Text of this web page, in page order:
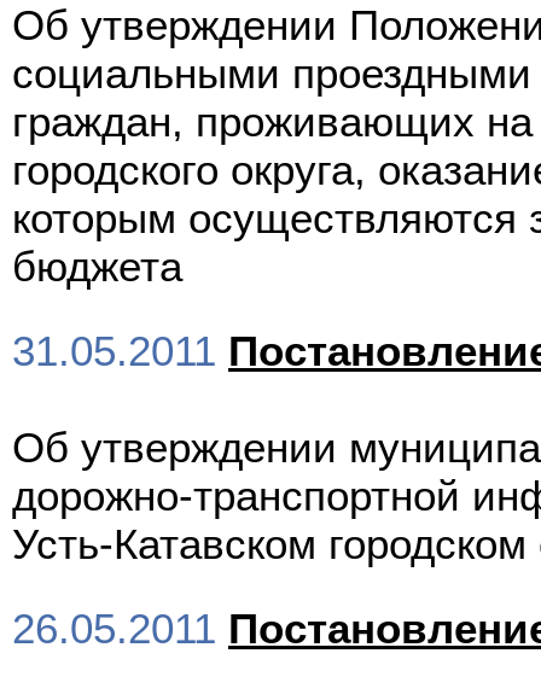
Об утверждении
социальными проездными
граждан, проживающих на
городского округа,
которым осуществляются
бюджета
31.05.2011
Об утверждении
дорожно-транспортной
Усть-Катавском
26.05.2011